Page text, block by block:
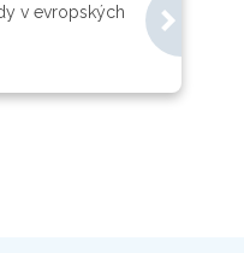
v evropských